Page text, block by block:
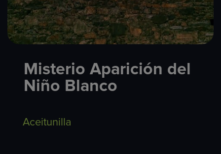
Misterio Aparición del
Niño Blanco
Aceitunilla